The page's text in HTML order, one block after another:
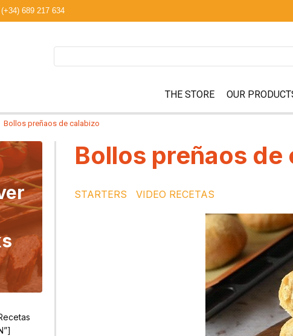
(+34) 689 217 634
THE STORE OUR
Bollos preñaos de calabizo
Bollos preñaos de
STARTERS VIDEO RECETAS